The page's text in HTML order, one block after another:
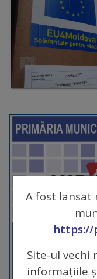
marcante
Sportivi
de
Orașul
imagini
Galerie
A fost lansat
https://
Site-ul vechi
informațiile